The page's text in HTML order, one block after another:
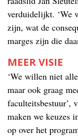
verduidelijkt. ‘We
zijn, wat de
marges zijn die
MEER VISIE
‘We willen niet
maar ook graag
faculteitsbestuur’,
maken we keuzes
op over het